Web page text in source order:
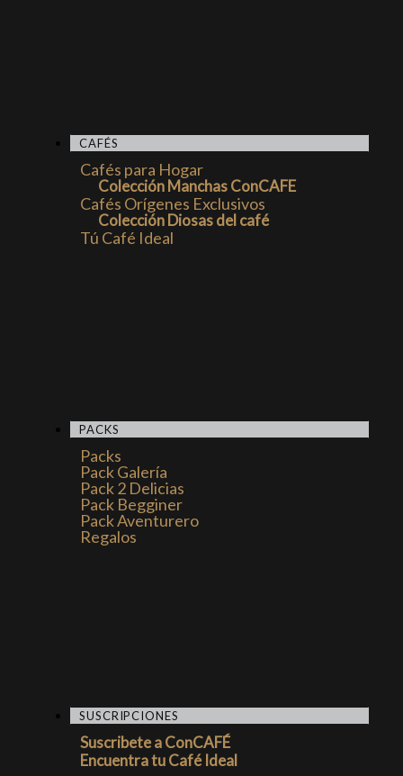
CAFÉS
Cafés para Hogar
Colección Manchas ConCAFE
Cafés Orígenes Exclusivos
Colección Diosas del café
Tú Café Ideal
PACKS
Packs
Pack Galería
Pack 2 Delicias
Pack Begginer
Pack Aventurero
Regalos
SUSCRIPCIONES
Suscribete a ConCAFÉ
Encuentra tu Café Ideal